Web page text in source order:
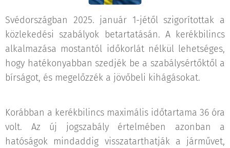
Svédországban 2025. január 1-jétől szigorítottak a
közlekedési szabályok betartatásán. A kerékbilincs
alkalmazása mostantól időkorlát nélkül lehetséges,
hogy hatékonyabban szedjék be a szabálysértőktől a
bírságot, és megelőzzék a jövőbeli kihágásokat.
Korábban a kerékbilincs maximális időtartama 36 óra
volt. Az új jogszabály értelmében azonban a
hatóságok mindaddig visszatarthatják a járművet,